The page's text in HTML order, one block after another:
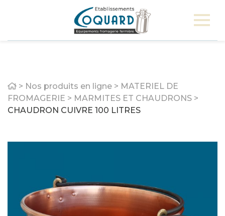
Home
> Nos produits en ligne > MATERIEL DE
FROMAGERIE > MARMITES ET CHAUDRONS >
CHAUDRON CUIVRE 100 LITRES